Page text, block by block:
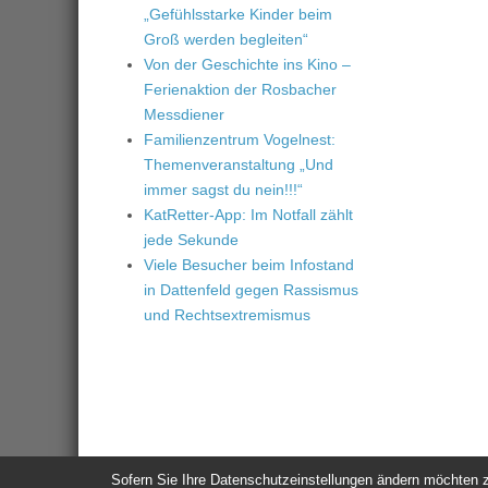
„Gefühlsstarke Kinder beim
Groß werden begleiten“
Von der Geschichte ins Kino –
Ferienaktion der Rosbacher
Messdiener
Familienzentrum Vogelnest:
Themenveranstaltung „Und
immer sagst du nein!!!“
KatRetter-App: Im Notfall zählt
jede Sekunde
Viele Besucher beim Infostand
in Dattenfeld gegen Rassismus
und Rechtsextremismus
Sofern Sie Ihre Datenschutzeinstellungen ändern